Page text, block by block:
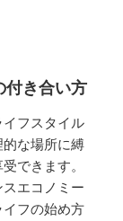
付き合い方
フスタイル
な場所に縛
できます。
エコノミー
フの始め方